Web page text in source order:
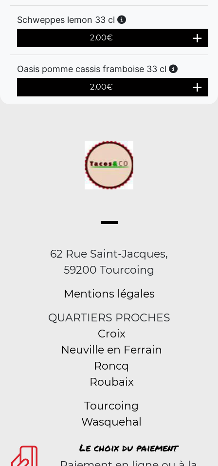
Schweppes lemon 33 cl
2.00€
Oasis pomme cassis framboise 33 cl
2.00€
62 Rue Saint-Jacques,
59200 Tourcoing
Mentions légales
QUARTIERS PROCHES
Croix
Neuville en Ferrain
Roncq
Roubaix
Tourcoing
Wasquehal
Le choix du paiement